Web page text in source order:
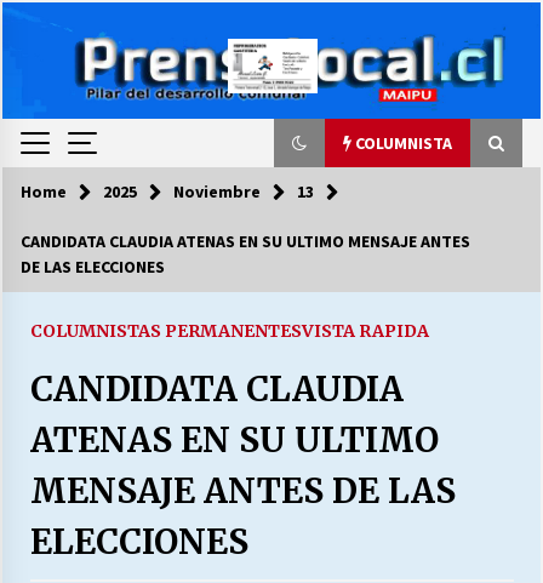
COLUMNISTA
COLUMNISTA
03/08/2026
LA DC POR SIEMPRE.RECORDANDO 69 AÑOS DE
28/07/2026
“ORGULLOSOS DE SER DC” SALUDA EL
27/07/2026
Home 2025 Noviembre 13
CANDIDATA CLAUDIA ATENAS EN SU ULTIMO MENSAJE ANTES
DE LAS ELECCIONES
COLUMNISTAS PERMANENTESVISTA RAPIDA
CANDIDATA CLAUDIA
ATENAS EN SU ULTIMO
MENSAJE ANTES DE LAS
ELECCIONES